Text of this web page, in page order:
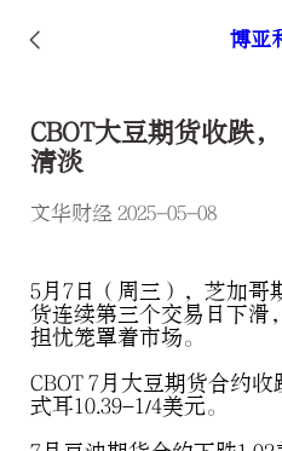
博亚
CBOT大豆期货收跌
清淡
文华财经 2025-05-08
5月7日（周三），芝加哥
货连续第三个交易日下滑
担忧笼罩着市场。
CBOT 7月大豆期货合约
式耳10.39-1/4美元。